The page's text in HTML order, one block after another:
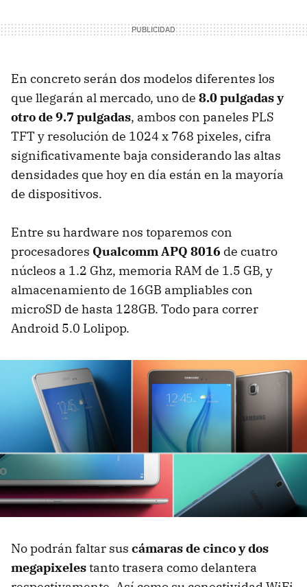
En concreto serán dos modelos diferentes los
que llegarán al mercado, uno de 8.0 pulgadas y
otro de 9.7 pulgadas, ambos con paneles PLS
TFT y resolución de 1024 x 768 pixeles, cifra
significativamente baja considerando las altas
densidades que hoy en día están en la mayoría
de dispositivos.
Entre su hardware nos toparemos con
procesadores Qualcomm APQ 8016 de cuatro
núcleos a 1.2 Ghz, memoria RAM de 1.5 GB, y
almacenamiento de 16GB ampliables con
microSD de hasta 128GB. Todo para correr
Android 5.0 Lolipop.
No podrán faltar sus cámaras de cinco y dos
megapixelestanto trasera como delantera